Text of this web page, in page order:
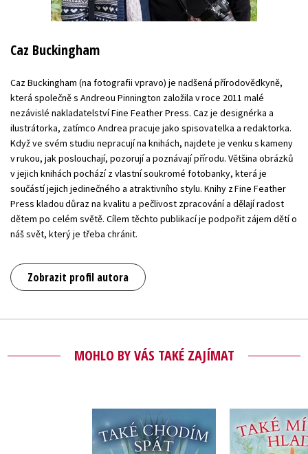
Caz Buckingham
Caz Buckingham (na fotografii vpravo) je nadšená přírodovědkyně,
která společně s Andreou Pinnington založila v roce 2011 malé
nezávislé nakladatelství Fine Feather Press. Caz je designérka a
ilustrátorka, zatímco Andrea pracuje jako spisovatelka a redaktorka.
Když ve svém studiu nepracují na knihách, najdete je venku s kameny
v rukou, jak poslouchají, pozorují a poznávají přírodu. Většina obrázků
v jejich knihách pochází z vlastní soukromé fotobanky, která je
součástí jejich jedinečného a atraktivního stylu. Knihy z Fine Feather
Press kladou důraz na kvalitu a pečlivost zpracování a dělají radost
dětem po celém světě. Cílem těchto publikací je podpořit zájem dětí o
náš svět, který je třeba chránit.
Zobrazit profil autora
MOHLO BY VÁS TAKÉ ZAJÍMAT
Také chodím spát Také
Andrea
,